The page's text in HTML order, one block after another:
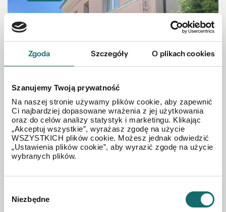
Zgoda Szczegóły O plikach cookies
Szanujemy Twoją prywatność
Na naszej stronie używamy plików cookie, aby zapewnić
Ci najbardziej dopasowane wrażenia z jej użytkowania
oraz do celów analizy statystyk i marketingu. Klikając
„Akceptuj wszystkie”, wyrażasz zgodę na użycie
WSZYSTKICH plików cookie. Możesz jednak odwiedzić
„Ustawienia plików cookie”, aby wyrazić zgodę na użycie
wybranych plików.
zgody
Niezbędne
MIESZKANIE NA SPRZEDAŻ
64 m² | parter | centrum | udział | inwestycja